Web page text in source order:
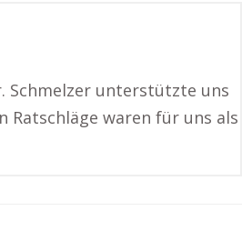
Schmelzer unterstützte uns
Ratschläge waren für uns als